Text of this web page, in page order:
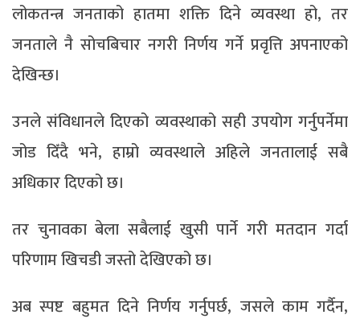
लोकतन्त्र जनताको हातमा शक्ति दिने व्यवस्था हो, तर
जनताले नै सोचबिचार नगरी निर्णय गर्ने प्रवृत्ति अपनाएको
देखिन्छ।
उनले संविधानले दिएको व्यवस्थाको सही उपयोग गर्नुपर्नेमा
जोड दिँदै भने, हाम्रो व्यवस्थाले अहिले जनतालाई सबै
अधिकार दिएको छ।
तर चुनावका बेला सबैलाई खुसी पार्ने गरी मतदान गर्दा
परिणाम खिचडी जस्तो देखिएको छ।
अब स्पष्ट बहुमत दिने निर्णय गर्नुपर्छ, जसले काम गर्दैन,